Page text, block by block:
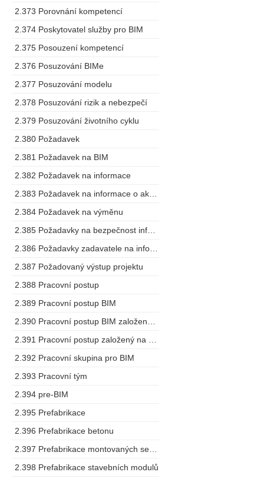
2.373 Porovnání kompetencí
2.374 Poskytovatel služby pro BIM
2.375 Posouzení kompetencí
2.376 Posuzování BIMe
2.377 Posuzování modelu
2.378 Posuzování rizik a nebezpečí
2.379 Posuzování životního cyklu
2.380 Požadavek
2.381 Požadavek na BIM
2.382 Požadavek na informace
2.384 Požadavek na výměnu
2.387 Požadovaný výstup projektu
2.388 Pracovní postup
2.389 Pracovní postup BIM
2.392 Pracovní skupina pro BIM
2.393 Pracovní tým
2.394 pre-BIM
2.395 Prefabrikace
2.396 Prefabrikace betonu
2.398 Prefabrikace stavebních modulů